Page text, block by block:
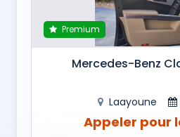
Premium
Mercedes-Benz
Laayoune
Appeler pour